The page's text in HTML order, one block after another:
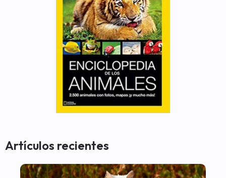
Artículos recientes